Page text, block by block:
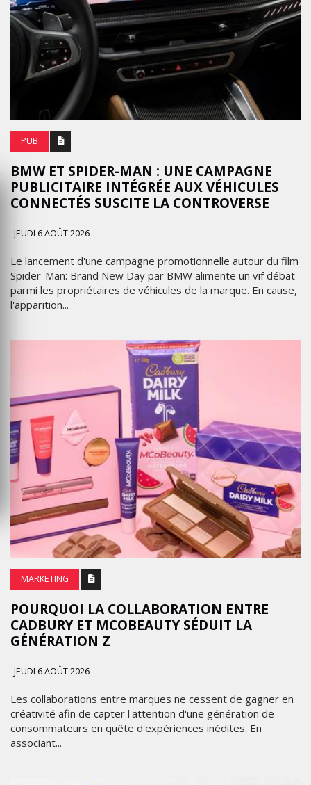
PUB
BMW ET SPIDER-MAN : UNE CAMPAGNE
PUBLICITAIRE INTÉGRÉE AUX VÉHICULES
CONNECTÉS SUSCITE LA CONTROVERSE
JEUDI 6 AOÛT 2026
Le lancement d'une campagne promotionnelle autour du film
Spider-Man: Brand New Day par BMW alimente un vif débat
parmi les propriétaires de véhicules de la marque. En cause,
l'apparition...
MARKETING
POURQUOI LA COLLABORATION ENTRE
CADBURY ET MCOBEAUTY SÉDUIT LA
GÉNÉRATION Z
JEUDI 6 AOÛT 2026
Les collaborations entre marques ne cessent de gagner en
créativité afin de capter l'attention d'une génération de
consommateurs en quête d'expériences inédites. En
associant...